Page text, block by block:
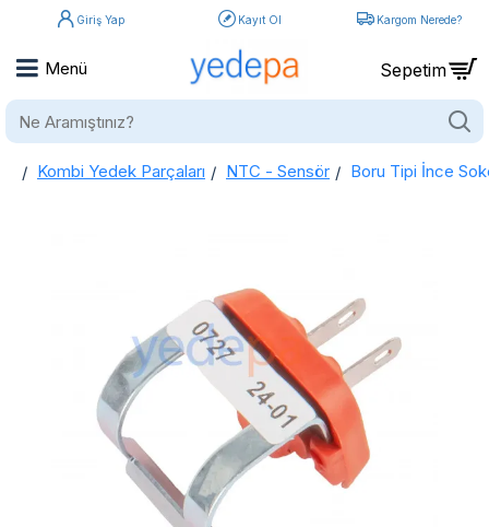
Giriş Yap Kayıt Ol Kargom Nerede?
Ne
home
Kombi Yedek Parçaları NTC - Sensör Boru Tipi İnce